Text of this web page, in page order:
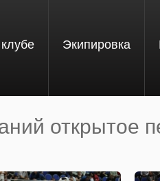
Экипировка
открытое